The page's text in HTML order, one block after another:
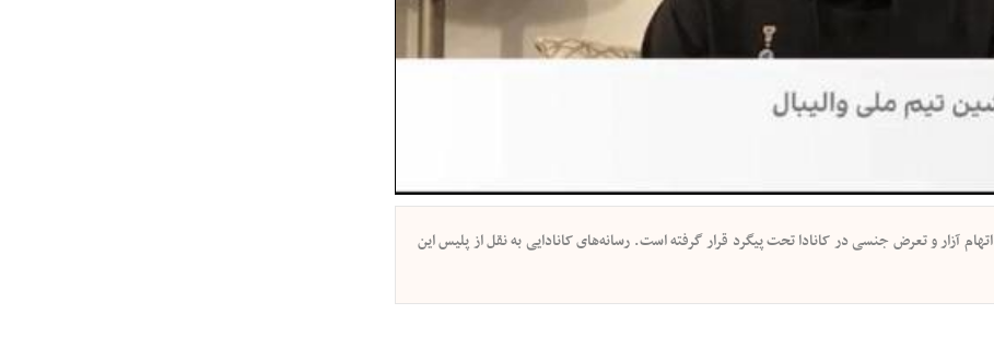
پیام مازند - فارس /کارشناس ورزشی اینترنشنال و والیبالیست اسبق، با ۱۰ اتهام آزار و تعرض جنسی در کانادا تحت پیگرد قرار گرفته است. رسانه‌های کانادایی به نقل از پلیس این